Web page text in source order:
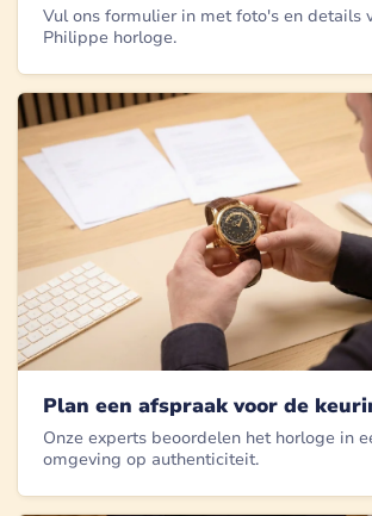
Vul ons formulier in met foto's en details
Philippe horloge.
Plan een afspraak voor de
Onze experts beoordelen het horloge in
omgeving op authenticiteit.